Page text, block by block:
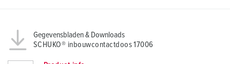
Gegevensbladen & Downloads
SCHUKO® inbouwcontactdoos 17006